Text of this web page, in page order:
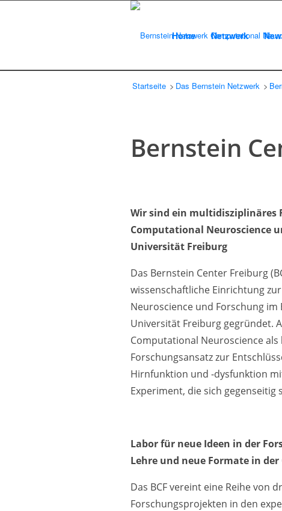
Home Netzwerk
Startseite /
Das Bernstein Netzwerk /
Bernstein
Wir sind ein multidisziplinäres
Computational Neuroscience
Universität Freiburg
Das Bernstein Center Freiburg
wissenschaftliche Einrichtung
Neuroscience und Forschung
Universität Freiburg gegründet.
Computational Neuroscience
Forschungsansatz zur
Hirnfunktion und -dysfunktion
Experiment, die sich gegenseitig
Labor für neue Ideen in der
Lehre und neue Formate in
Das BCF vereint eine Reihe von
Forschungsprojekten in den